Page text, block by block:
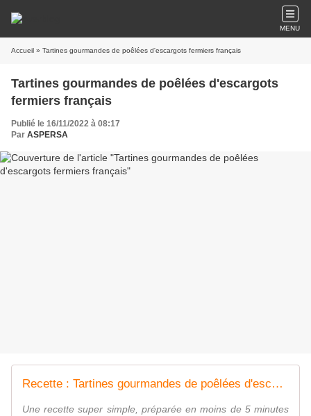
MENU
Accueil » Tartines gourmandes de poêlées d'escargots fermiers français
Tartines gourmandes de poêlées d'escargots
fermiers français
Publié le 16/11/2022 à 08:17
Par ASPERSA
Recette : Tartines gourmandes de poêlées d'escargots - Blog Temps Gourmand
Une recette super simple, préparée en moins de 5 minutes